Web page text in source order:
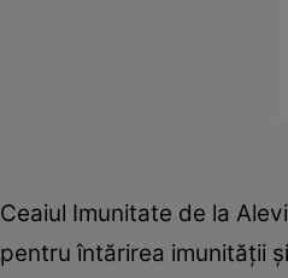
Ceaiul Imunitate de la
pentru întărirea imunității